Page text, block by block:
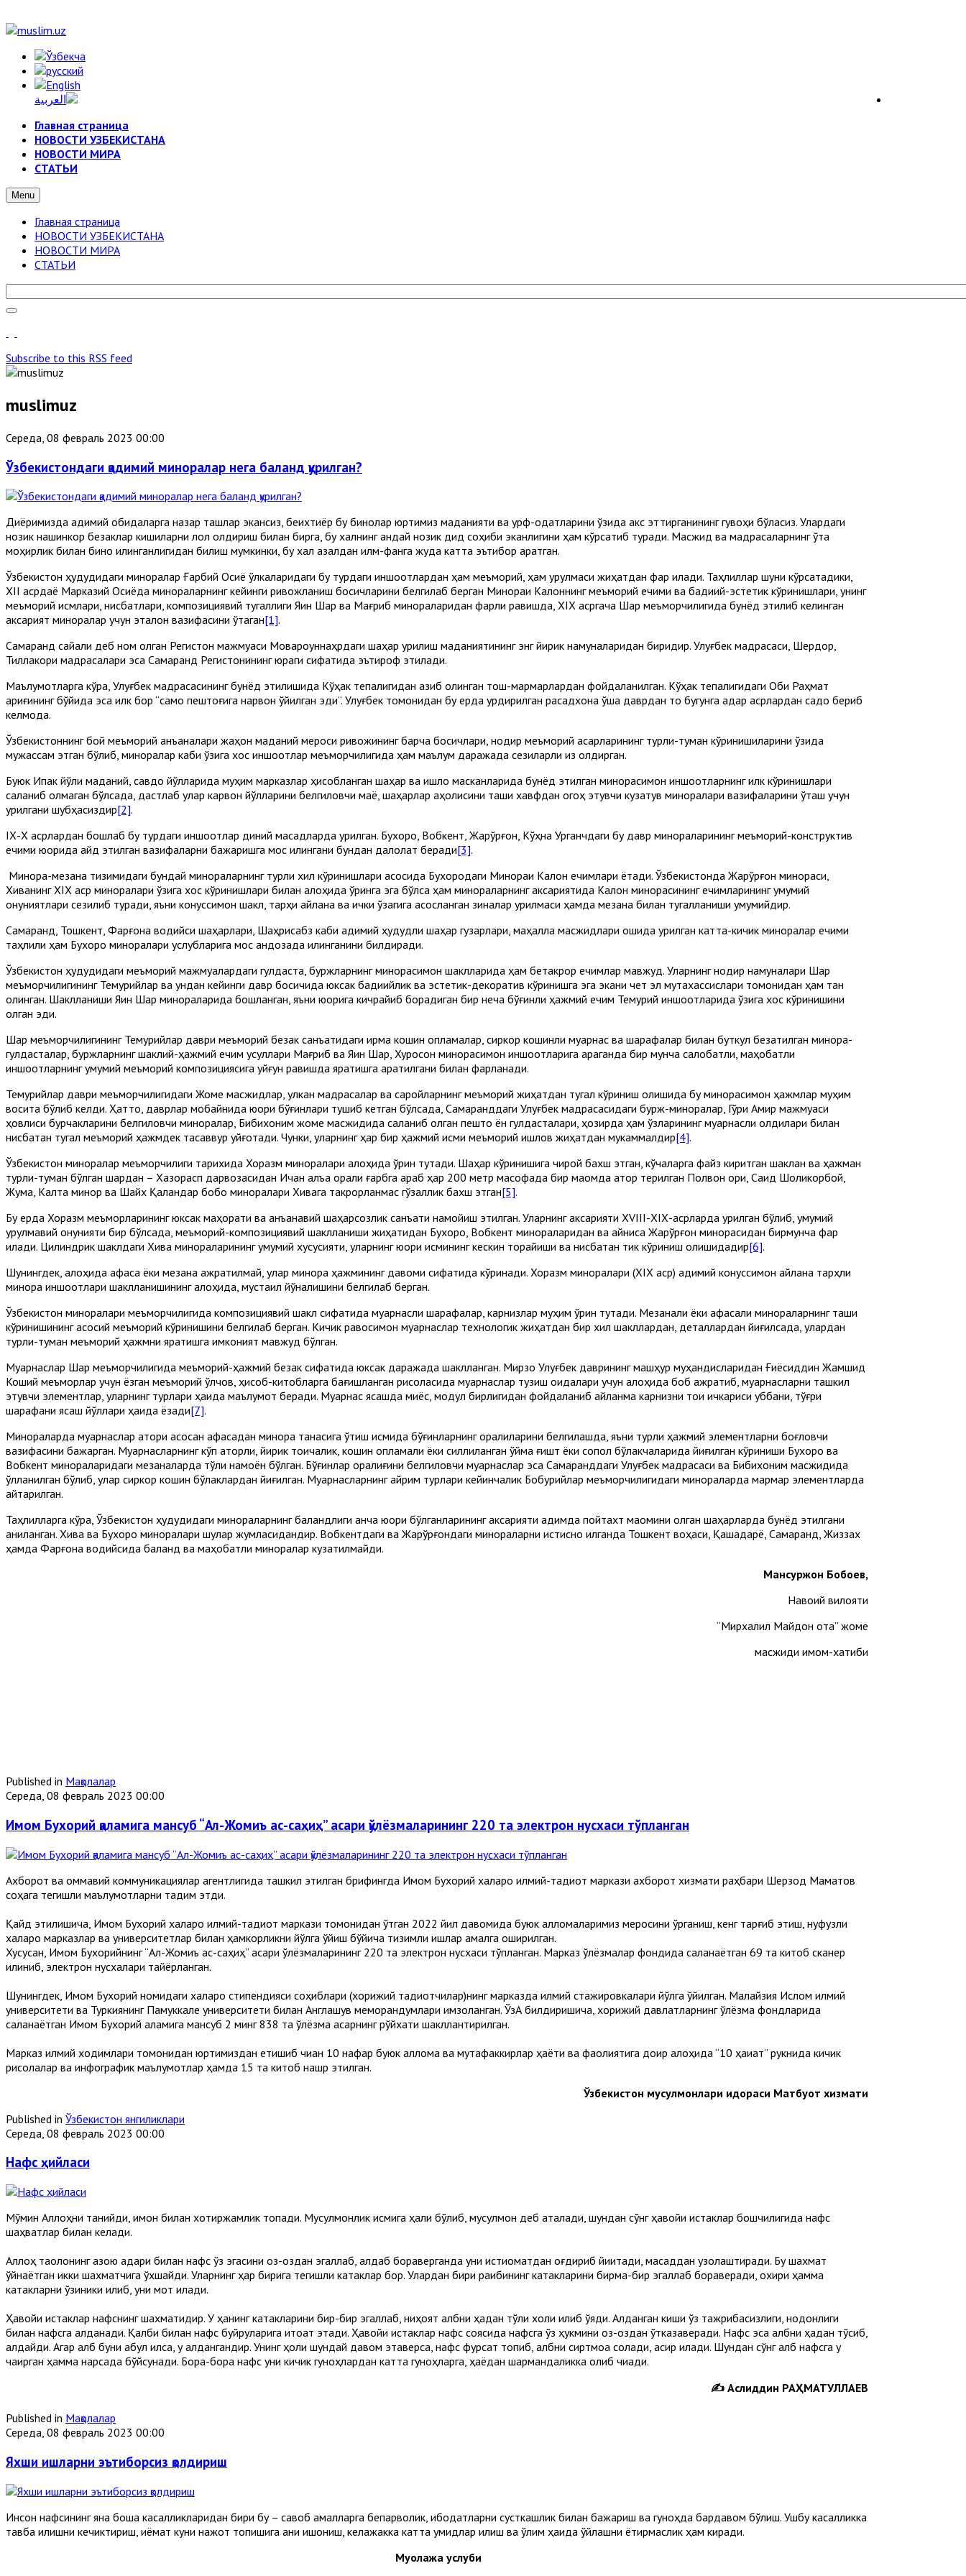
Главная страница
НОВОСТИ УЗБЕКИСТАНА
НОВОСТИ МИРА
СТАТЬИ
Menu
Главная страница
НОВОСТИ УЗБЕКИСТАНА
НОВОСТИ МИРА
СТАТЬИ
Subscribe to this RSS feed
muslimuz
Середа, 08 февраль 2023 00:00
Ўзбекистондаги қадимий миноралар нега баланд қурилган?
Диёримизда қадимий обидаларга назар ташлар экансиз, беихтиёр бу бинолар юртимиз маданияти ва урф-одатларини ўзида акс эттирганининг гувоҳи бўласиз. Улардаги
нозик нақшинкор безаклар кишиларни лол қолдириш билан бирга, бу халқнинг қандай нозик дид соҳиби эканлигини ҳам кўрсатиб туради. Масжид ва мадрасаларнинг ўта
моҳирлик билан бино қилинганлигидан билиш мумкинки, бу халқ азалдан илм-фанга жуда катта эътибор қаратган.
Ўзбекистон ҳудудидаги миноралар Ғарбий Осиё ўлкаларидаги бу турдаги иншоотлардан ҳам меъморий, ҳам қурулмаси жиҳатдан фарқ қилади. Таҳлиллар шуни кўрсатадики,
ХII асрдаёқ Марказий Осиёда минораларнинг кейинги ривожланиш босқичларини белгилаб берган Минораи Калоннинг меъморий ечими ва бадиий-эстетик кўринишлари, унинг
меъморий қисмлари, нисбатлари, композициявий тугаллиги Яқин Шарқ ва Мағриб минораларидан фарқли равишда, ХIХ асргача Шарқ меъморчилигида бунёд этилиб келинган
аксарият миноралар учун эталон вазифасини ўтаган[1].
Самарқанд сайқали деб ном олган Регистон мажмуаси Мовароуннаҳрдаги шаҳар қурилиш маданиятининг энг йирик намуналаридан биридир. Улуғбек мадрасаси, Шердор,
Тиллакори мадрасалари эса Самарқанд Регистонининг юраги сифатида эътироф этилади.
Маълумотларга кўра, Улуғбек мадрасасининг бунёд этилишида Кўҳак тепалигидан қазиб олинган тош-мармарлардан фойдаланилган. Кўҳак тепалигидаги Оби Раҳмат
ариғининг бўйида эса илк бор “само пештоғига нарвон қўйилган эди”. Улуғбек томонидан бу ерда қурдирилган расадхона ўша даврдан то бугунга қадар асрлардан садо бериб
келмоқда.
Ўзбекистоннинг бой меъморий анъаналари жаҳон маданий мероси ривожининг барча босқичлари, нодир меъморий асарларининг турли-туман кўринишиларини ўзида
мужассам этган бўлиб, миноралар каби ўзига хос иншоотлар меъморчилигида ҳам маълум даражада сезиларли из қолдирган.
Буюк Ипак йўли маданий, савдо йўлларида муҳим марказлар ҳисобланган шаҳар ва қишлоқ масканларида бунёд этилган минорасимон иншоотларнинг илк кўринишлари
сақланиб қолмаган бўлсада, дастлаб улар карвон йўлларини белгиловчи маёқ, шаҳарлар аҳолисини ташқи хавфдан огоҳ этувчи кузатув миноралари вазифаларини ўташ учун
қурилгани шубҳасиздир[2].
IХ-Х асрлардан бошлаб бу турдаги иншоотлар диний мақсадларда қурилган. Бухоро, Вобкент, Жарқўрғон, Кўҳна Урганчдаги бу давр минораларининг меъморий-конструктив
ечими юқорида қайд этилган вазифаларни бажаришга мос қилингани бундан далолат беради[3].
Минора-мезана тизимидаги бундай минораларнинг турли хил кўринишлари асосида Бухородаги Минораи Калон ечимлари ётади. Ўзбекистонда Жарқўрғон минораси,
Хиванинг ХIХ аср миноралари ўзига хос кўринишлари билан алоҳида ўринга эга бўлса ҳам минораларнинг аксариятида Калон минорасининг ечимларининг умумий
қонуниятлари сезилиб туради, яъни конуссимон шакл, тарҳи айлана ва ички ўзагига асосланган зиналар қурилмаси ҳамда мезана билан тугалланиши умумийдир.
Самарқанд, Тошкент, Фарғона водийси шаҳарлари, Шаҳрисабз каби қадимий ҳудудли шаҳар гузарлари, маҳалла масжидлари қошида қурилган катта-кичик миноралар ечими
таҳлили ҳам Бухоро миноралари услубларига мос андозада қилинганини билдиради.
Ўзбекистон ҳудудидаги меъморий мажмуалардаги гулдаста, буржларнинг минорасимон шаклларида ҳам бетакрор ечимлар мавжуд. Уларнинг нодир намуналари Шарқ
меъморчилигининг Темурийлар ва ундан кейинги давр босқичида юксак бадиийлик ва эстетик-декоратив кўринишга эга экани чет эл мутахассислари томонидан ҳам тан
олинган. Шаклланиши Яқин Шарқ минораларида бошланган, яъни юқорига кичрайиб борадиган бир неча бўғинли ҳажмий ечим Темурий иншоотларида ўзига хос кўринишини
олган эди.
Шарқ меъморчилигининг Темурийлар даври меъморий безак санъатидаги қирқма кошин қопламалар, сиркор кошинли муқарнас ва шарафалар билан буткул безатилган минора-
гулдасталар, буржларнинг шаклий-ҳажмий ечим усуллари Мағриб ва Яқин Шарқ, Хуросон минорасимон иншоотларига қараганда бир мунча салобатли, маҳобатли
иншоотларнинг умумий меъморий композициясига уйғун равишда яратишга қаратилгани билан фарқланади.
Темурийлар даври меъморчилигидаги Жоме масжидлар, улкан мадрасалар ва саройларнинг меъморий жиҳатдан тугал кўриниш олишида бу минорасимон ҳажмлар муҳим
восита бўлиб келди. Ҳатто, даврлар мобайнида юқори бўғинлари тушиб кетган бўлсада, Самарқанддаги Улуғбек мадрасасидаги бурж-миноралар, Гўри Амир мажмуаси
ҳовлиси бурчакларини белгиловчи миноралар, Бибихоним жоме масжидида сақланиб қолган пештоқ ён гулдасталари, ҳозирда ҳам ўзларининг муқарнасли қолдиқлари билан
нисбатан тугал меъморий ҳажмдек тасаввур уйғотади. Чунки, уларнинг ҳар бир ҳажмий қисми меъморий ишлов жиҳатдан мукаммалдир[4].
Ўзбекистон миноралар меъморчилиги тарихида Хоразм миноралари алоҳида ўрин тутади. Шаҳар кўринишига чирой бахш этган, кўчаларга файз киритган шаклан ва ҳажман
турли-туман бўлган шарқдан – Хазорасп дарвозасидан Ичан қалъа орқали ғарбга қараб ҳар 200 метр масофада бир мақомда қатор терилган Полвон қори, Саид Шоликорбой,
Жума, Калта минор ва Шайх Қаландар бобо миноралари Хивага такрорланмас гўзаллик бахш этган[5].
Бу ерда Хоразм меъморларининг юксак маҳорати ва анъанавий шаҳарсозлик санъати намойиш этилган. Уларнинг аксарияти ХVIII-ХIХ-асрларда қурилган бўлиб, умумий
қурулмавий қонунияти бир бўлсада, меъморий-композициявий шаклланиши жиҳатидан Бухоро, Вобкент минораларидан ва айниқса Жарқўрғон минорасидан бирмунча фарқ
қилади. Цилиндрик шаклдаги Хива минораларининг умумий хусусияти, уларнинг юқори қисмининг кескин торайиши ва нисбатан тик кўриниш олишидадир[6].
Шунингдек, алоҳида қафаса ёки мезана ажратилмай, улар минора ҳажмининг давоми сифатида кўринади. Хоразм миноралари (ХIХ аср) қадимий конуссимон айлана тарҳли
минора иншоотлари шаклланишининг алоҳида, мустақил йўналишини белгилаб берган.
Ўзбекистон миноралари меъморчилигида композициявий шакл сифатида муқарнасли шарафалар, карнизлар муҳим ўрин тутади. Мезанали ёки қафасали минораларнинг ташқи
кўринишининг асосий меъморий кўринишини белгилаб берган. Кичик равоқсимон муқарнаслар технологик жиҳатдан бир хил шакллардан, деталлардан йиғилсада, улардан
турли-туман меъморий ҳажмни яратишга имконият мавжуд бўлган.
Муқарнаслар Шарқ меъморчилигида меъморий-ҳажмий безак сифатида юксак даражада шаклланган. Мирзо Улуғбек даврининг машҳур муҳандисларидан Ғиёсиддин Жамшид
Коший меъморлар учун ёзган меъморий ўлчов, ҳисоб-китобларга бағишланган рисоласида муқарнаслар тузиш қоидалари учун алоҳида боб ажратиб, муқарнасларни ташкил
этувчи элементлар, уларнинг турлари ҳақида маълумот беради. Муқарнас ясашда миқёс, модул бирлигидан фойдаланиб айланма карнизни тоқи ичкариси қуббани, тўғри
шарафани ясаш йўллари ҳақида ёзади[7].
Минораларда муқарнаслар қатори асосан қафасадан минора танасига ўтиш қисмида бўғинларнинг оралиқларини белгилашда, яъни турли ҳажмий элементларни боғловчи
вазифасини бажарган. Муқарнасларнинг кўп қаторли, йирик тоқичалик, кошин қопламали ёки силлиқланган ўйма ғишт ёки сопол бўлакчаларида йиғилган кўриниши Бухоро ва
Вобкент минораларидаги мезаналарда тўлиқ намоён бўлган. Бўғинлар оралиғини белгиловчи муқарнаслар эса Самарқанддаги Улуғбек мадрасаси ва Бибихоним масжидида
қўлланилган бўлиб, улар сиркор кошин бўлаклардан йиғилган. Муқарнасларнинг айрим турлари кейинчалик Бобурийлар меъморчилигидаги минораларда мармар элементларда
қайтарилган.
Таҳлилларга кўра, Ўзбекистон ҳудудидаги минораларнинг баландлиги анча юқори бўлганларининг аксарияти қадимда пойтахт мақомини олган шаҳарларда бунёд этилгани
аниқланган. Хива ва Бухоро миноралари шулар жумласидандир. Вобкентдаги ва Жарқўрғондаги минораларни истисно қилганда Тошкент воҳаси, Қашқадарё, Самарқанд, Жиззах
ҳамда Фарғона водийсида баланд ва маҳобатли миноралар кузатилмайди.
Мансуржон Бобоев,
Навоий вилояти
“Мирхалил Майдон ота” жоме
масжиди имом-хатиби
Published in Мақолалар
Середа, 08 февраль 2023 00:00
Имом Бухорий қаламига мансуб “Ал-Жомиъ ас-саҳиҳ” асари қўлёзмаларининг 220 та электрон нусхаси тўпланган
Ахборот ва оммавий коммуникациялар агентлигида ташкил этилган брифингда Имом Бухорий халқаро илмий-тадқиқот маркази ахборот хизмати раҳбари Шерзод Маматов
соҳага тегишли маълумотларни тақдим этди.
Қайд этилишича, Имом Бухорий халқаро илмий-тадқиқот маркази томонидан ўтган 2022 йил давомида буюк алломаларимиз меросини ўрганиш, кенг тарғиб этиш, нуфузли
халқаро марказлар ва университетлар билан ҳамкорликни йўлга қўйиш бўйича тизимли ишлар амалга оширилган.
Хусусан, Имом Бухорийнинг “Ал-Жомиъ ас-саҳиҳ” асари қўлёзмаларининг 220 та электрон нусхаси тўпланган. Марказ қўлёзмалар фондида сақланаётган 69 та китоб сканер
қилиниб, электрон нусхалари тайёрланган.
Шунингдек, Имом Бухорий номидаги халқаро стипендияси соҳиблари (хорижий тадқиқотчилар)нинг марказда илмий стажировкалари йўлга қўйилган. Малайзия Ислом илмий
университети ва Туркиянинг Памуккале университети билан Англашув меморандумлари имзоланган. ЎзА билдиришича, хорижий давлатларнинг қўлёзма фондларида
сақланаётган Имом Бухорий қаламига мансуб 2 минг 838 та қўлёзма асарнинг рўйхати шакллантирилган.
Марказ илмий ходимлари томонидан юртимиздан етишиб чиққан 10 нафар буюк аллома ва мутафаккирлар ҳаёти ва фаолиятига доир алоҳида “10 ҳақиқат” рукнида кичик
рисолалар ва инфографик маълумотлар ҳамда 15 та китоб нашр этилган.
Ўзбекистон мусулмонлари идораси Матбуот хизмати
Published in Ўзбекистон янгиликлари
Середа, 08 февраль 2023 00:00
Нафс ҳийласи
Мўмин Аллоҳни танийди, имон билан хотиржамлик топади. Мусулмонлик исмига ҳақли бўлиб, мусулмон деб аталади, шундан сўнг ҳавойи истаклар бошчилигида нафс
шаҳватлар билан келади.
Аллоҳ таолонинг қазою қадари билан нафс ўз эгасини оз-оздан эгаллаб, алдаб бораверганда уни истиқоматдан оғдириб йиқитади, мақсаддан узоқлаштиради. Бу шахмат
ўйнаётган икки шахматчига ўхшайди. Уларнинг ҳар бирига тегишли катаклар бор. Улардан бири рақибининг катакларини бирма-бир эгаллаб бораверади, охири ҳамма
катакларни ўзиники қилиб, уни мот қилади.
Ҳавойи истаклар нафснинг шахматидир. У ҳақнинг катакларини бир-бир эгаллаб, ниҳоят қалбни ҳақдан тўлиқ холи қилиб қўяди. Алданган киши ўз тажрибасизлиги, нодонлиги
билан нафсга алданади. Қалби билан нафс буйруқларига итоат этади. Ҳавойи истаклар нафс соясида нафсга ўз ҳукмини оз-оздан ўтказаверади. Нафс эса қалбни ҳақдан тўсиб,
алдайди. Агар қалб буни қабул қилса, у алдангандир. Унинг ҳоли шундай давом этаверса, нафс фурсат топиб, қалбни сиртмоққа солади, асир қилади. Шундан сўнг қалб нафсга у
чақирган ҳамма нарсада бўйсунади. Бора-бора нафс уни кичик гуноҳлардан катта гуноҳларга, ҳаёдан шармандаликка олиб чиқади.
✍️ Аслиддин РАҲМАТУЛЛАЕВ
Published in Мақолалар
Середа, 08 февраль 2023 00:00
Яхши ишларни эътиборсиз қолдириш
Инсон нафсининг яна бошқа касалликларидан бири бу – савоб амалларга бепарволик, ибодатларни сусткашлик билан бажариш ва гуноҳда бардавом бўлиш. Ушбу касалликка
тавба қилишни кечиктириш, қиёмат куни нажот топишига аниқ ишониш, келажакка катта умидлар қилиш ва ўлим ҳақида ўйлашни ёқтирмаслик ҳам киради.
Муолажа услуби